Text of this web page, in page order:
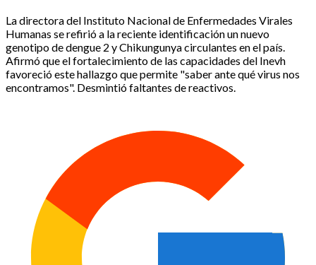
La directora del Instituto Nacional de Enfermedades Virales
Humanas se refirió a la reciente identificación un nuevo
genotipo de dengue 2 y Chikungunya circulantes en el país.
Afirmó que el fortalecimiento de las capacidades del Inevh
favoreció este hallazgo que permite "saber ante qué virus nos
encontramos". Desmintió faltantes de reactivos.